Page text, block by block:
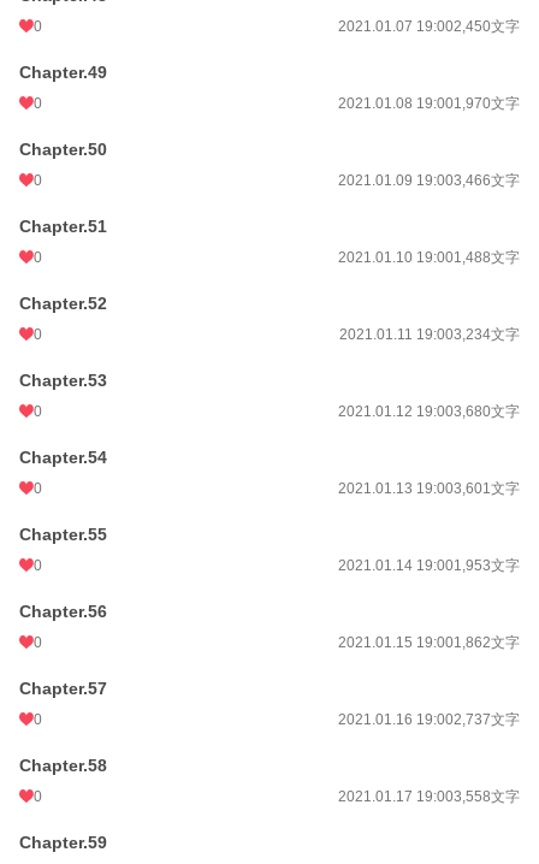
0 2021.01.07 19:002,450文字
Chapter.49
0 2021.01.08 19:001,970文字
Chapter.50
0 2021.01.09 19:003,466文字
Chapter.51
0 2021.01.10 19:001,488文字
Chapter.52
0 2021.01.11 19:003,234文字
Chapter.53
0 2021.01.12 19:003,680文字
Chapter.54
0 2021.01.13 19:003,601文字
Chapter.55
0 2021.01.14 19:001,953文字
Chapter.56
0 2021.01.15 19:001,862文字
Chapter.57
0 2021.01.16 19:002,737文字
Chapter.58
0 2021.01.17 19:003,558文字
Chapter.59